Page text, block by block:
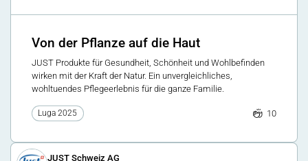
Von der Pflanze auf die Haut
JUST Produkte für Gesundheit, Schönheit und Wohlbefinden
wirken mit der Kraft der Natur. Ein unvergleichliches,
wohltuendes Pflegeerlebnis für die ganze Familie.
Luga 2025 10
JUST Schweiz AG